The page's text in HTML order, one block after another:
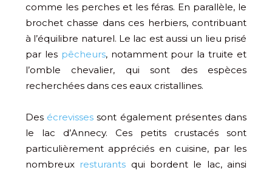
comme les perches et les féras. En parallèle, le
brochet chasse dans ces herbiers, contribuant
à l’équilibre naturel. Le lac est aussi un lieu prisé
par les pêcheurs, notamment pour la truite et
l’omble chevalier, qui sont des espèces
recherchées dans ces eaux cristallines.
Des écrevisses sont également présentes dans
le lac d’Annecy. Ces petits crustacés sont
particulièrement appréciés en cuisine, par les
nombreux resturants qui bordent le lac, ainsi